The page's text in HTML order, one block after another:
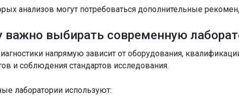
анализов могут потребоваться дополнительные
важно выбирать современную
напрямую зависит от оборудования,
и соблюдения стандартов исследования.
лаборатории используют: